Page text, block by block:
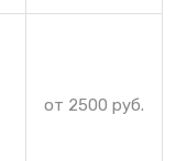
от 2500 руб.